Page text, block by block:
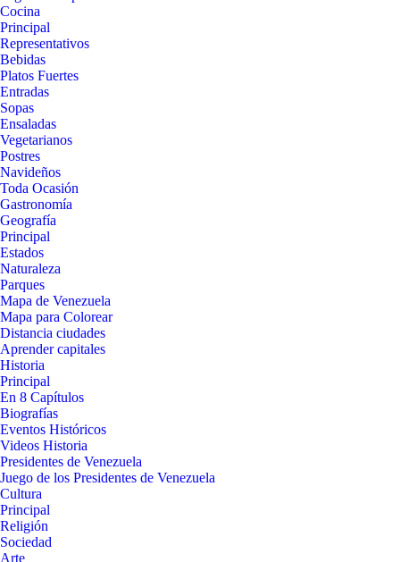
Cocina
Principal
Representativos
Bebidas
Platos Fuertes
Entradas
Sopas
Ensaladas
Vegetarianos
Postres
Navideños
Toda Ocasión
Gastronomía
Geografía
Principal
Estados
Naturaleza
Parques
Mapa de Venezuela
Mapa para Colorear
Distancia ciudades
Aprender capitales
Historia
Principal
En 8 Capítulos
Biografías
Eventos Históricos
Videos Historia
Presidentes de Venezuela
Juego de los Presidentes de Venezuela
Cultura
Principal
Religión
Sociedad
Arte